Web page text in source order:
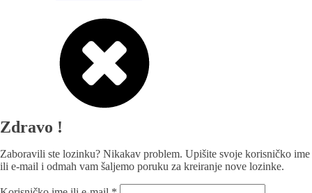
Zdravo !
Zaboravili ste lozinku? Nikakav problem. Upišite svoje korisničko ime
ili e-mail i odmah vam šaljemo poruku za kreiranje nove lozinke.